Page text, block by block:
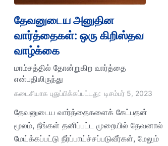
தேவனுடைய அனுதின
வார்த்தைகள்: ஒரு கிறிஸ்தவ
வாழ்க்கை
மாம்சத்தில் தோன்றுகிற வார்த்தை
என்பதிலிருந்து
கடைசியாக புதுப்பிக்கப்பட்டது: டிசம்பர் 5, 2023
தேவனுடைய வார்த்தைகளைக் கேட்பதன்
மூலம், நீங்கள் தனிப்பட்ட முறையில் தேவனால்
மேய்க்கப்பட்டு நீர்ப்பாய்ச்சப்படுவீர்கள், மேலும்